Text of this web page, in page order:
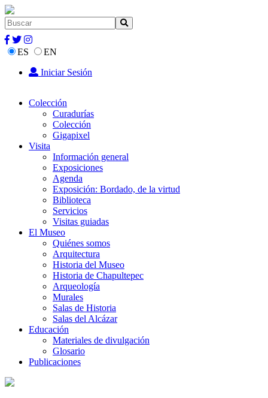
ES
EN
Iniciar Sesión
Colección
Curadurías
Colección
Gigapixel
Visita
Información general
Exposiciones
Agenda
Exposición: Bordado, de la virtud
Biblioteca
Servicios
Visitas guiadas
El Museo
Quiénes somos
Arquitectura
Historia del Museo
Historia de Chapultepec
Arqueología
Murales
Salas de Historia
Salas del Alcázar
Educación
Materiales de divulgación
Glosario
Publicaciones